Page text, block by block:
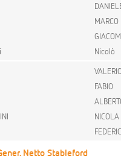
MARCO
Nicolò
FABIO
NICOLA
Netto Stableford